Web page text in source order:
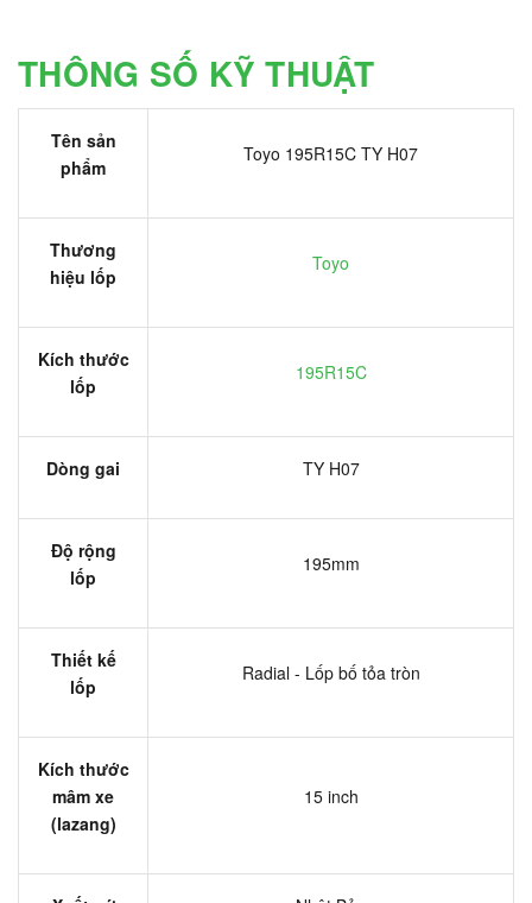
THÔNG SỐ KỸ THUẬT
Tên sản
phẩm
Toyo 195R15C TY H07
Thương
hiệu lốp
Toyo
Kích thước
lốp
195R15C
Dòng gai TY H07
Độ rộng
lốp
195mm
Thiết kế
lốp
Radial - Lốp bố tỏa tròn
Kích thước
mâm xe
(lazang)
15 inch